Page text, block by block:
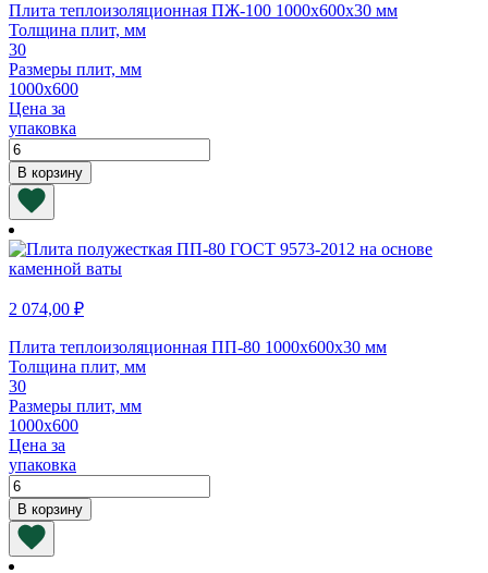
Плита теплоизоляционная ПЖ-100 1000х600х30 мм
Толщина плит, мм
30
Размеры плит, мм
1000х600
Цена за
упаковка
Количество
товара
Плита
теплоизоляционная
ПЖ-100
1000х600х30
мм
В корзину
2 074,00 ₽
Плита теплоизоляционная ПП-80 1000х600х30 мм
Толщина плит, мм
30
Размеры плит, мм
1000х600
Цена за
упаковка
Количество
товара
Плита
теплоизоляционная
ПП-80
В корзину